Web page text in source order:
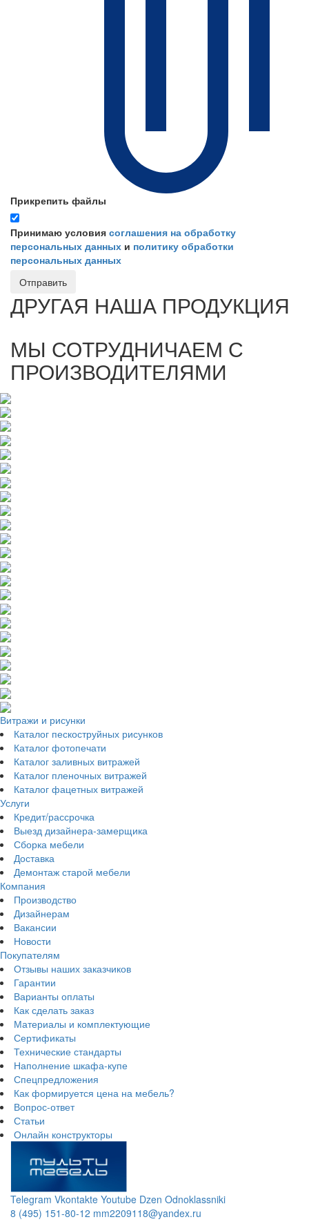
Прикрепить файлы
Принимаю условия соглашения на обработку
персональных данных и политику обработки
персональных данных
Отправить
ДРУГАЯ НАША ПРОДУКЦИЯ
МЫ СОТРУДНИЧАЕМ С
ПРОИЗВОДИТЕЛЯМИ
Витражи и рисунки
Каталог пескоструйных рисунков
Каталог фотопечати
Каталог заливных витражей
Каталог пленочных витражей
Каталог фацетных витражей
Услуги
Кредит/рассрочка
Выезд дизайнера-замерщика
Сборка мебели
Доставка
Демонтаж старой мебели
Компания
Производство
Дизайнерам
Вакансии
Новости
Покупателям
Отзывы наших заказчиков
Гарантии
Варианты оплаты
Как сделать заказ
Материалы и комплектующие
Сертификаты
Технические стандарты
Наполнение шкафа-купе
Спецпредложения
Как формируется цена на мебель?
Вопрос-ответ
Статьи
Онлайн конструкторы
Telegram Vkontakte Youtube Dzen Odnoklassniki
8 (495) 151-80-12 mm2209118@yandex.ru